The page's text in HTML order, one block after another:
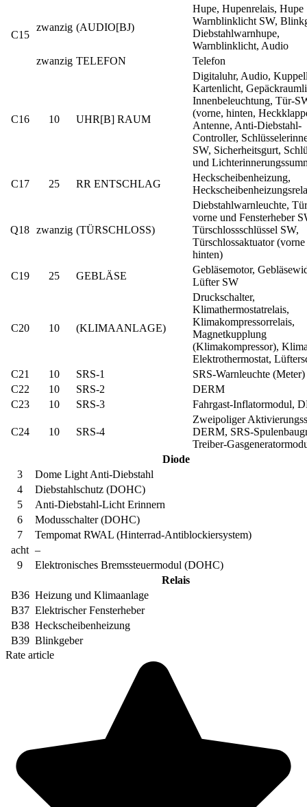
C15
zwanzig (AUDIO[BJ)
Hupe, Hupenrelais, Hupe
Warnblinklicht SW,
Diebstahlwarnhupe,
Warnblinklicht, Audio
zwanzig TELEFON Telefon
C16 10 UHR[B] RAUM
Digitaluhr, Audio,
Kartenlicht,
Innenbeleuchtung, Tür-
(vorne, hinten,
Antenne, Anti-Diebstahl-
Controller,
SW, Sicherheitsgurt,
und
C17
25 RR ENTSCHLAG
Heckscheibenheizung,
Q18 zwanzig (TÜRSCHLOSS)
Diebstahlwarnleuchte,
vorne und Fensterheber
Türschlossschlüssel SW,
Türschlossaktuator
hinten)
C19
25 GEBLÄSE
Gebläsemotor,
Lüfter SW
C20 10 (KLIMAANLAGE)
Druckschalter,
Klimathermostatrelais,
Klimakompressorrelais,
Magnetkupplung
(Klimakompressor),
Elektrothermostat,
C21
10 SRS-1
SRS-Warnleuchte (Meter)
C22
10 SRS-2
DERM
C23
10 SRS-3 Fahrgast-Inflatormodul,
C24 10 SRS-4
Zweipoliger
DERM, SRS-
Treiber-
Diode
3
Dome Light Anti-Diebstahl
4
Diebstahlschutz (DOHC)
5
Anti-Diebstahl-Licht Erinnern
6
Modusschalter (DOHC)
7
Tempomat RWAL (Hinterrad-Antiblockiersystem)
acht –
9
Elektronisches Bremssteuermodul (DOHC)
Relais
B36 Heizung und Klimaanlage
B37 Elektrischer Fensterheber
B38 Heckscheibenheizung
B39 Blinkgeber
Rate article